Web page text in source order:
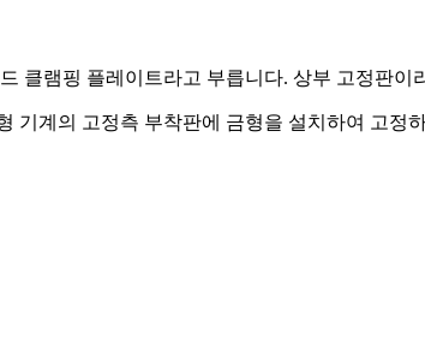
클램핑 플레이트라고 부릅니다. 상부 고정판이
계의 고정측 부착판에 금형을 설치하여 고정